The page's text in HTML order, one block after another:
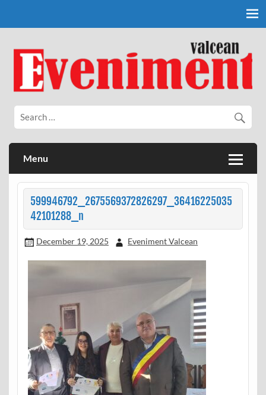
Eveniment Valcean
Menu
599946792_2675569372826297_36416225035
42101288_n
December 19, 2025 Eveniment Valcean